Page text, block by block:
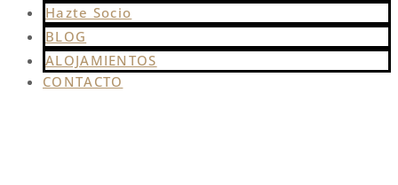
Hazte Socio
BLOG
ALOJAMIENTOS
CONTACTO